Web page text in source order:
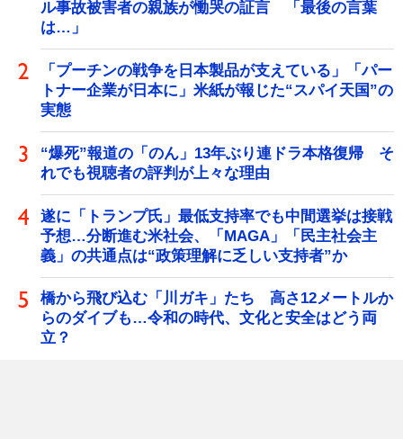
ル事故被害者の親族が慟哭の証言 「最後の言葉
は…」
「プーチンの戦争を日本製品が支えている」「パー
トナー企業が日本に」米紙が報じた“スパイ天国”の
実態
“爆死”報道の「のん」13年ぶり連ドラ本格復帰 そ
れでも視聴者の評判が上々な理由
遂に「トランプ氏」最低支持率でも中間選挙は接戦
予想…分断進む米社会、「MAGA」「民主社会主
義」の共通点は“政策理解に乏しい支持者”か
橋から飛び込む「川ガキ」たち 高さ12メートルか
らのダイブも…令和の時代、文化と安全はどう両
立？